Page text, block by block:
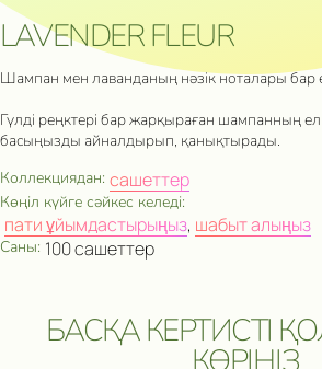
LAVENDER FLEUR
Шампан мен лаванданың нәзік ноталары бар
Гүлді реңктері бар жарқыраған шампанның
басыңызды айналдырып, қанықтырады.
Коллекциядан: сашеттер
Көңіл күйге сәйкес келеді:
пати ұйымдастырыңыз, шабыт алыңыз
Саны: 100 сашеттер
БАСҚА КЕРТИСТІ